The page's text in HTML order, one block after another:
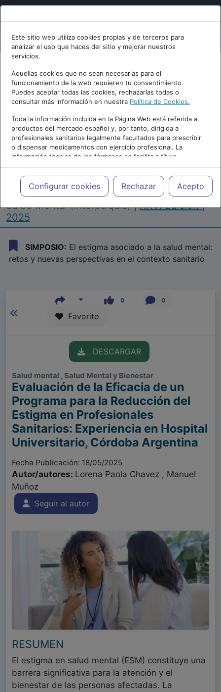
Este sitio web utiliza cookies propias y de terceros para
analizar el uso que haces del sitio y mejorar nuestros
servicios.
Aquellas cookies que no sean necesarias para el
funcionamiento de la web requieren tu consentimiento.
Puedes aceptar todas las cookies, rechazarlas todas o
consultar más información en nuestra Política de Cookies.
Toda la información incluida en la Página Web está referida a
productos del mercado español y, por tanto, dirigida a
profesionales sanitarios legalmente facultados para prescribir
o dispensar medicamentos con ejercicio profesional. La
información técnica de los fármacos se facilita a título
meramente informativo, siendo responsabilidad de los
profesionales facultados prescribir medicamentos y decidir, en
cada caso concreto, el tratamiento más adecuado a las
necesidades del paciente.
Configurar cookies Rechazar Acepto
Repositorio de Artículos |Congreso Virtual
Internacional de Psiquiatría, Psicología y
Salud Mental (Interpsiquis)|XXVI Edición |
2025
SIMPOSIO: El estigma asociado a la salud mental:
retos y nuevas perspectivas en el contexto sanitario
0 0
Favorito
DESCARGAR
Salud mental , Salud Mental y Bienestar
Evaluación de la Eficacia de un
Programa para la Reducción del
Estigma en Profesionales
Sanitarios: Experiencia en Hospital
Universitario, Córdoba Argentina
Fecha Publicación: 18/05/2025
Autor/autores: Lorena Paola Chavez , Manuel
Muñoz
Seguir al autor
RESUMEN
El estigma en salud mental (ESM) constituye una
barrera significativa para la atención y el
bienestar de las personas afectadas. La